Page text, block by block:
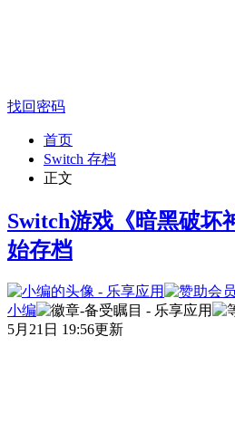
找回密码
首页
Switch 存档
正文
Switch游戏《暗黑破坏
始存档
小编
5月21日 19:56更新